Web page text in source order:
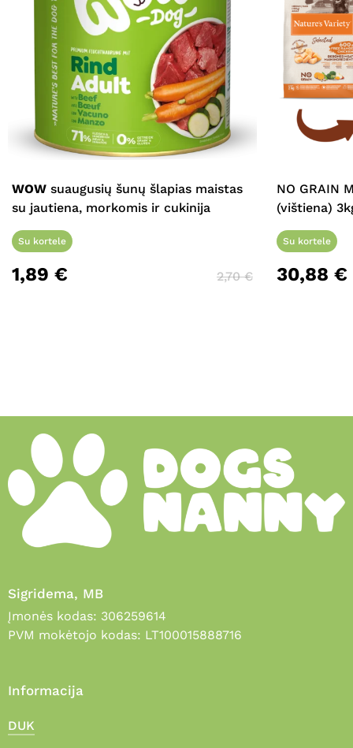
WOW suaugusių šunų šlapias maistas
su jautiena, morkomis ir cukinija
Su kortele
1,89 € 2,70€
NO GRAIN
(vištiena)
Su kortele
30,88 €
Sigridema, MB
Įmonės kodas: 306259614
PVM mokėtojo kodas: LT100015888716
Informacija
DUK